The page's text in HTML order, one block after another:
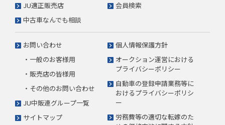
JU適正販売店
会員検索
中古車なんでも相談
お問い合わせ
・一般のお客様用
・販売店の皆様用
・その他のお問い合わせ
JU中販連グループ一覧
サイトマップ
個人情報保護方針
オークション運営における
プライバシーポリシー
自動車の登録申請業務等に
おけるプライバシーポリシ
ー
労務費等の適切な転嫁のた